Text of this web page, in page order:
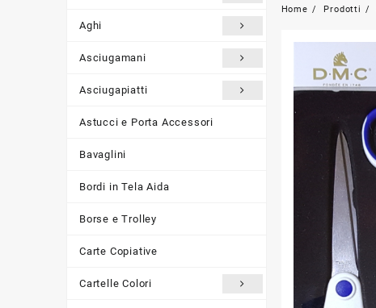
Aghi
Asciugamani
Asciugapiatti
Astucci e Porta Accessori
Bavaglini
Bordi in Tela Aida
Borse e Trolley
Carte Copiative
Cartelle Colori
Home Prodotti